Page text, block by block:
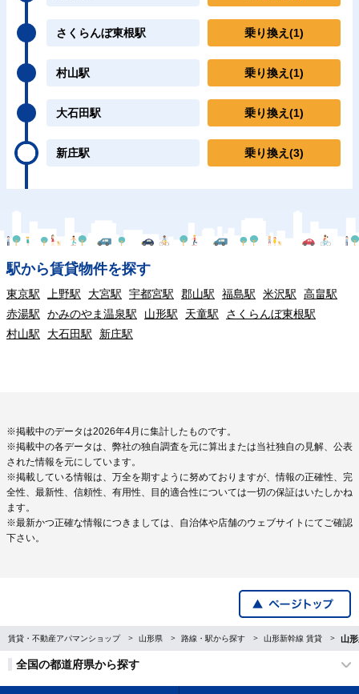
さくらんぼ東根駅 乗り換え (1)
村山駅 乗り換え (1)
大石田駅 乗り換え (1)
新庄駅 乗り換え (3)
駅から賃貸物件を探す
東京駅 上野駅 大宮駅 宇都宮駅 郡山駅 福島駅 米沢駅
高畠駅
赤湯駅
かみのやま温泉駅 山形駅 天童駅
さくらんぼ東根駅
村山駅
大石田駅 新庄駅
※掲載中のデータは2026年4月に集計したものです。
※掲載中の各データは、弊社の独自調査を元に算出または当社独自の見解、公表
された情報を元にしています。
※掲載している情報は、万全を期すように努めておりますが、情報の正確性、完
全性、最新性、信頼性、有用性、目的適合性については一切の保証はいたしかね
ます。
※最新かつ正確な情報につきましては、自治体や店舗のウェブサイトにてご確認
下さい。
賃貸・不動産アパマンショップ 山形県 路線・駅から探す 山形新幹線 賃貸 山
全国の都道府県から探す